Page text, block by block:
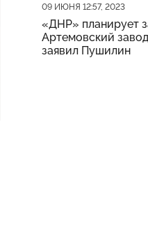
Дата публикации
09 ИЮНЯ 12:57, 2023
«ДНР» планирует
Артемовский
заявил Пушилин